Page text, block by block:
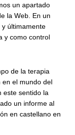
un apartado
la Web. En un
y últimamente
y como control
de la terapia
en el mundo del
este sentido la
un informe al
en castellano en